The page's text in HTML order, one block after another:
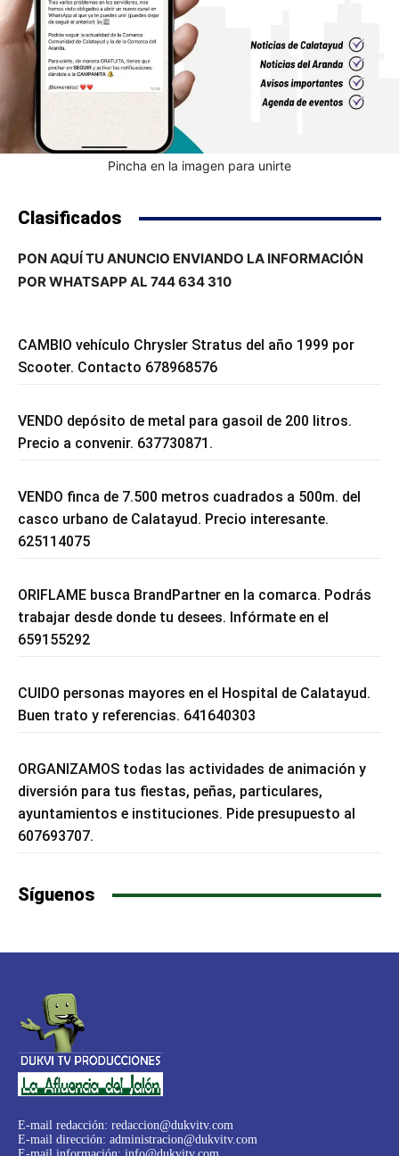
Pincha en la imagen para unirte
Clasificados
PON AQUÍ TU ANUNCIO ENVIANDO LA INFORMACIÓN
POR WHATSAPP AL 744 634 310
CAMBIO vehículo Chrysler Stratus del año 1999 por
Scooter. Contacto 678968576
VENDO depósito de metal para gasoil de 200 litros.
Precio a convenir. 637730871.
VENDO finca de 7.500 metros cuadrados a 500m. del
casco urbano de Calatayud. Precio interesante.
625114075
ORIFLAME busca BrandPartner en la comarca. Podrás
trabajar desde donde tu desees. Infórmate en el
659155292
CUIDO personas mayores en el Hospital de Calatayud.
Buen trato y referencias. 641640303
ORGANIZAMOS todas las actividades de animación y
diversión para tus fiestas, peñas, particulares,
ayuntamientos e instituciones. Pide presupuesto al
607693707.
Síguenos
E-mail redacción: redaccion@dukvitv.com
E-mail dirección: administracion@dukvitv.com